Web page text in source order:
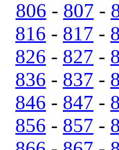
806 - 807 -
816 - 817 -
826 - 827 -
836 - 837 -
846 - 847 -
856 - 857 -